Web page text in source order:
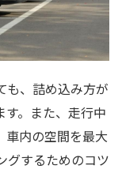
も、詰め込み方が
。また、走行中
車内の空間を最大
グするためのコツ